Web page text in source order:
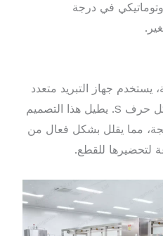
في درجة
جهاز التبريد متعدد
الطبقات مسار نقل على شكل حرف S. يطيل هذا التصميم
مما يقلل بشكل فعال من
لتحضيرها للقطع.